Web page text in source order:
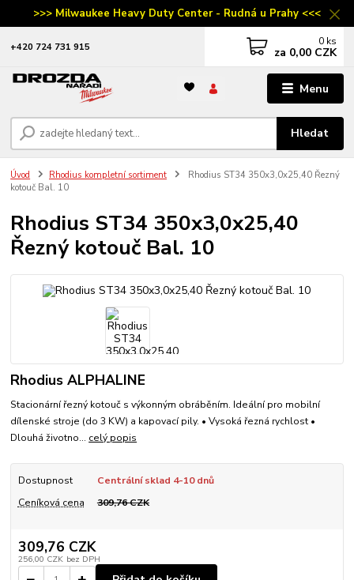
>>> Milwaukee Heavy Duty Center - Rudná u Prahy <<<
Menu
Hledat
‭+420 724 731 915 0 ks
za 0,00 CZK
Úvod Rhodius kompletní sortiment
Rhodius ST34 350x3,0x25,40 Řezný
kotouč Bal. 10
Rhodius ST34 350x3,0x25,40
Řezný kotouč Bal. 10
Rhodius ALPHALINE
Stacionární řezný kotouč s výkonným obráběním. Ideální pro mobilní
dílenské stroje (do 3 KW) a kapovací pily. • Vysoká řezná rychlost •
Dlouhá životno... celý popis
Dostupnost
Centrální sklad 4-10 dnů
Ceníková cena
309,76 CZK
309,76 CZK
256,00 CZK bez DPH